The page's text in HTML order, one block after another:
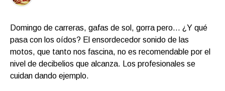
Domingo de carreras, gafas de sol, gorra pero… ¿Y qué
pasa con los oídos? El ensordecedor sonido de las
motos, que tanto nos fascina, no es recomendable por el
nivel de decibelios que alcanza. Los profesionales se
cuidan dando ejemplo.